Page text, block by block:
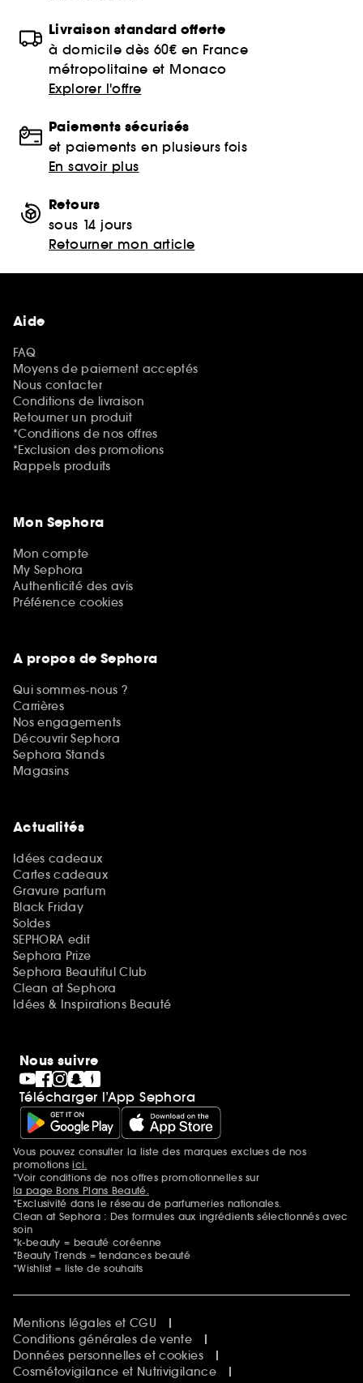
Livraison standard offerte
à domicile dès 60€ en France
métropolitaine et Monaco
Explorer l'offre
Paiements sécurisés
et paiements en plusieurs fois
En savoir plus
Retours
sous 14 jours
Retourner mon article
Aide
FAQ
Moyens de paiement acceptés
Nous contacter
Conditions de livraison
Retourner un produit
*Conditions de nos offres
*Exclusion des promotions
Rappels produits
Mon Sephora
Mon compte
My Sephora
Authenticité des avis
Préférence cookies
A propos de Sephora
Qui sommes-nous ?
Carrières
Nos engagements
Découvrir Sephora
Sephora Stands
Magasins
Actualités
Idées cadeaux
Cartes cadeaux
Gravure parfum
Black Friday
Soldes
SEPHORA edit
Sephora Prize
Sephora Beautiful Club
Clean at Sephora
Idées & Inspirations Beauté
Nous suivre
Télécharger l’App Sephora
Mentions additionnelles
Vous pouvez consulter la liste des marques exclues de nos
promotionsici.
*Voir conditions de nos offres promotionnelles sur
la page Bons Plans Beauté.
*Exclusivité dans le réseau de parfumeries nationales.
Clean at Sephora : Des formules aux ingrédients sélectionnés avec
soin
*k-beauty = beauté coréenne
*Beauty Trends = tendances beauté
*Wishlist = liste de souhaits
Mentions légales et CGU
Conditions générales de vente
Données personnelles et cookies
Cosmétovigilance et Nutrivigilance